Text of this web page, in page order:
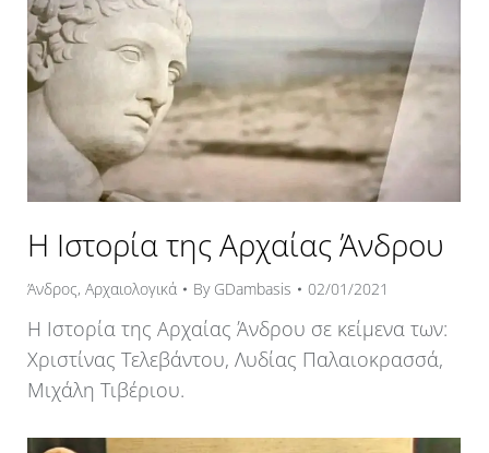
Η Ιστορία της Αρχαίας Άνδρου
Άνδρος, Αρχαιολογικά By GDambasis 02/01/2021
Η Ιστορία της Αρχαίας Άνδρου σε κείμενα των:
Χριστίνας Τελεβάντου, Λυδίας Παλαιοκρασσά,
Μιχάλη Τιβέριου.